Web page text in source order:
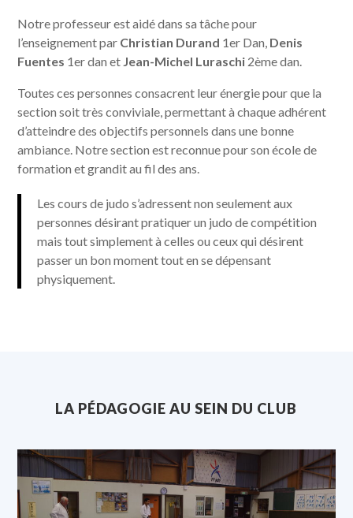
Notre professeur est aidé dans sa tâche pour
l’enseignement par Christian Durand 1er Dan, Denis
Fuentes 1er dan et Jean-Michel Luraschi 2ème dan.
Toutes ces personnes consacrent leur énergie pour que la
section soit très conviviale, permettant à chaque adhérent
d’atteindre des objectifs personnels dans une bonne
ambiance. Notre section est reconnue pour son école de
formation et grandit au fil des ans.
Les cours de judo s’adressent non seulement aux
personnes désirant pratiquer un judo de compétition
mais tout simplement à celles ou ceux qui désirent
passer un bon moment tout en se dépensant
physiquement.
LA PÉDAGOGIE AU SEIN DU CLUB